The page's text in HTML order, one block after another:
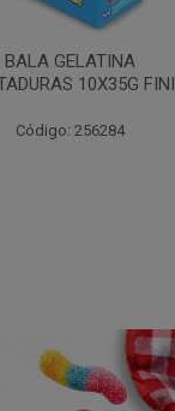
BALA GELATINA
10X35G FINI
Código: 256284